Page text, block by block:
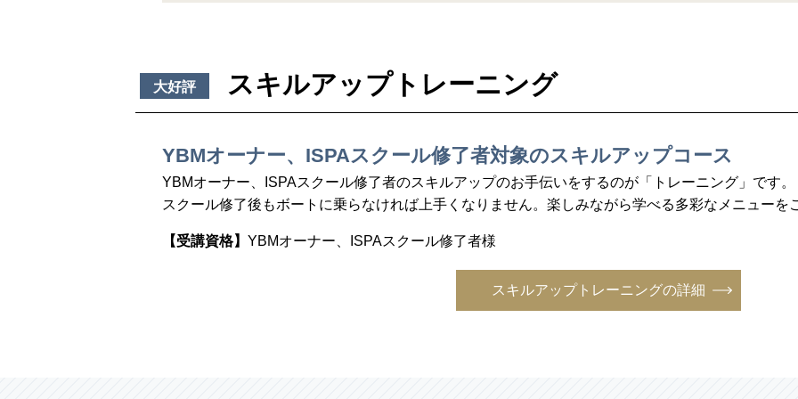
大好評 スキルアップトレーニング
YBMオーナー、ISPAスクール修了者対象のスキルアップコース
YBMオーナー、ISPAスクール修了者のスキルアップのお手伝いをするのが「トレーニング」です。
スクール修了後もボートに乗らなければ上手くなりません。楽しみながら学べる多彩なメニューを
【受講資格】 YBMオーナー、ISPAスクール修了者様
スキルアップトレーニングの詳細